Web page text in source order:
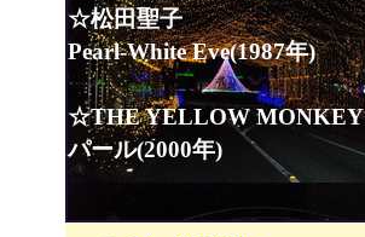
☆松田聖子
Pearl-White Eve(1987年)
☆THE YELLOW MONKEY
パール(2000年)